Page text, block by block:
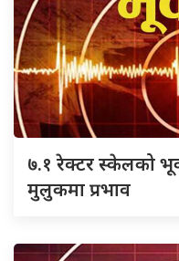
७.१ रेक्टर स्केलको
मुलुकमा प्रभाव